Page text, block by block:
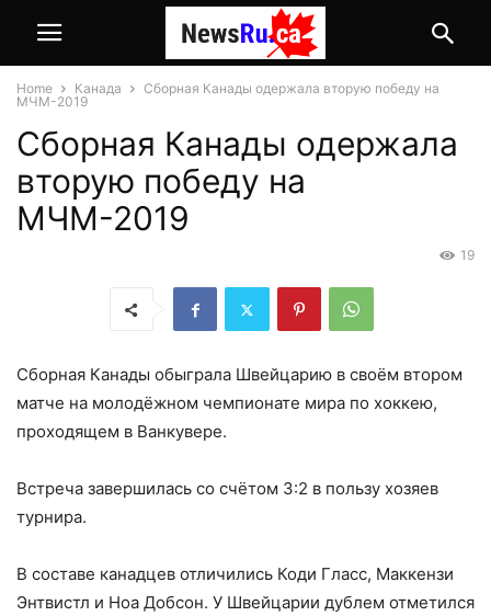
Home Канада
Сборная Канады одержала вторую победу на
МЧМ-2019
Сборная Канады одержала
вторую победу на
МЧМ-2019
19
Сборная Канады обыграла Швейцарию в своём втором
матче на молодёжном чемпионате мира по хоккею,
проходящем в Ванкувере.
Встреча завершилась со счётом 3:2 в пользу хозяев
турнира.
В составе канадцев отличились Коди Гласс, Маккензи
Энтвистл и Ноа Добсон. У Швейцарии дублем отметился